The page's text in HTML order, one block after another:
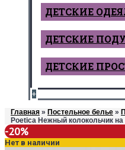
ДЕТCКИЕ
ДЕТСКИЕ
ДЕТСКИЕ
+
Главная » Постельное белье »
Poetica Нежный колокольчик на
-20%
Нет в наличии